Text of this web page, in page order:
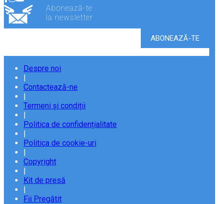
Abonează-te
la newsletter
Despre noi
|
Contactează-ne
|
Termeni și condiții
|
Politica de confidențialitate
|
Politica de cookie-uri
|
Copyright
|
Kit de presă
|
Fii Pregătit